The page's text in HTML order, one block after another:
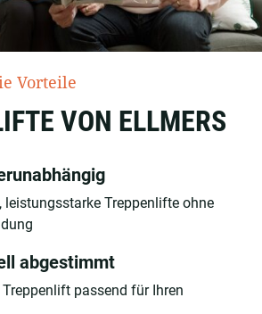
Vorteile
VON ELLMERS
leistungsstarke Treppenlifte ohne
abgestimmt
Treppenlift passend für Ihren